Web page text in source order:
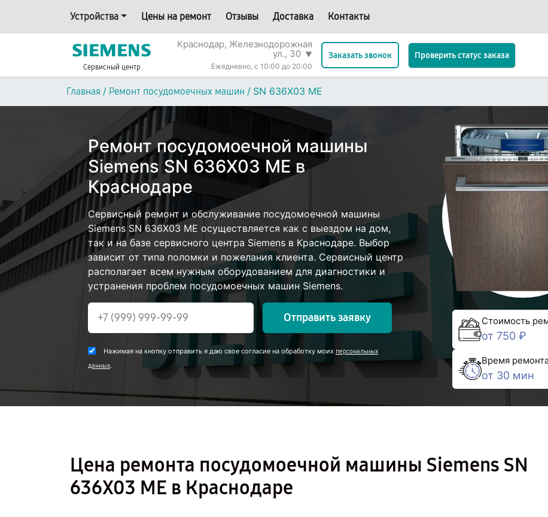
Устройства Цены на ремонт Отзывы Доставка Контакты
Сервисный центр
Краснодар, Железнодорожная
ул., 30 ▼
Ежедневно, с 10:00 до 20:00
Заказать звонок Проверить статус заказа
Главная / Ремонт посудомоечных машин / SN 636X03 ME
Ремонт посудомоечной машины
Siemens SN 636X03 ME в
Краснодаре
Сервисный ремонт и обслуживание посудомоечной машины
Siemens SN 636X03 ME осуществляется как с выездом на дом,
так и на базе сервисного центра Siemens в Краснодаре. Выбор
зависит от типа поломки и пожелания клиента. Сервисный центр
располагает всем нужным оборудованием для диагностики и
устранения проблем посудомоечных машин Siemens.
Отправить заявку
Нажимая на кнопку отправить я даю свое согласие на обработку моих персональных
данных.
Стоимость
от 750 ₽
Время
от 30 мин
Цена ремонта посудомоечной машины Siemens SN
636X03 ME в Краснодаре